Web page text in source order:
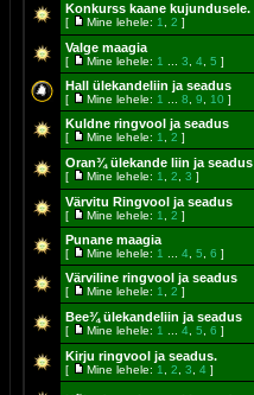
Konkurss kaane kujundusele.
[ Mine lehele: 1 2 ]
Valge maagia
[ Mine lehele: 1 3 4 5 ]
Hall ülekandeliin ja seadus
[ Mine lehele: 1 8 9 10 ]
Kuldne ringvool ja seadus
[ Mine lehele: 1 2 ]
Oran¾ ülekande liin ja seadus
[ Mine lehele: 1 2 3 ]
Värvitu Ringvool ja seadus
[ Mine lehele: 1 2 ]
Punane maagia
[ Mine lehele: 1 4 5 6 ]
Värviline ringvool ja seadus
[ Mine lehele: 1 2 ]
Bee¾ ülekandeliin ja seadus
[ Mine lehele: 1 4 5 6 ]
Kirju ringvool ja seadus.
[ Mine lehele: 1 2 3 4 ]